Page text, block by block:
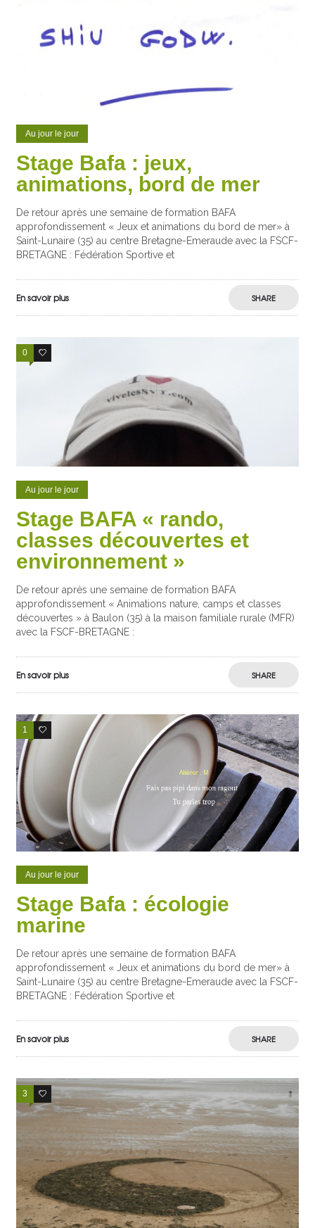
Au jour le jour
Stage Bafa : jeux,
animations, bord de mer
De retour après une semaine de formation BAFA
approfondissement « Jeux et animations du bord de mer» à
Saint-Lunaire (35) au centre Bretagne-Emeraude avec la FSCF-
BRETAGNE : Fédération Sportive et
En savoir plus SHARE
0 0
Au jour le jour
Stage BAFA « rando,
classes découvertes et
environnement »
De retour après une semaine de formation BAFA
approfondissement « Animations nature, camps et classes
découvertes » à Baulon (35) à la maison familiale rurale (MFR)
avec la FSCF-BRETAGNE :
En savoir plus SHARE
1 0
Au jour le jour
Stage Bafa : écologie
marine
De retour après une semaine de formation BAFA
approfondissement « Jeux et animations du bord de mer» à
Saint-Lunaire (35) au centre Bretagne-Emeraude avec la FSCF-
BRETAGNE : Fédération Sportive et
En savoir plus SHARE
3 0